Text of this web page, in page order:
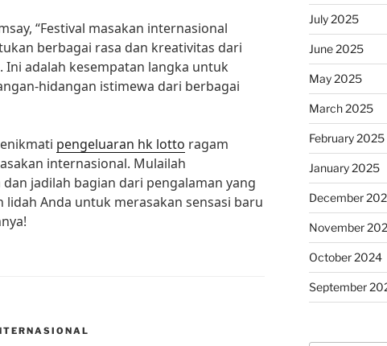
“Festival masakan internasional
berbagai rasa dan kreativitas dari
Ini adalah kesempatan langka untuk
hidangan istimewa dari berbagai
pengeluaran hk lotto ragam
internasional. Mulailah
jadilah bagian dari pengalaman yang
lidah Anda untuk merasakan sensasi baru
July 2025
June 2025
May 2025
March 2025
February 2025
January 2025
December
November
October 2024
September